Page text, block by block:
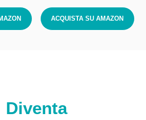
ACQUISTA SU AMAZON
Diventa